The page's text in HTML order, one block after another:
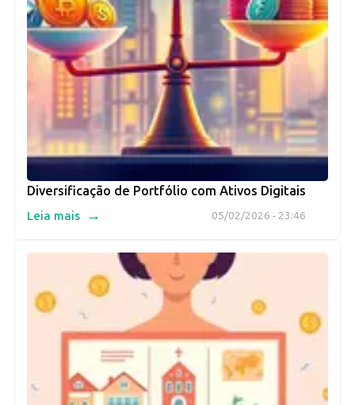
Diversificação de Portfólio com Ativos Digitais
05/02/2026 - 23:46
Leia mais →